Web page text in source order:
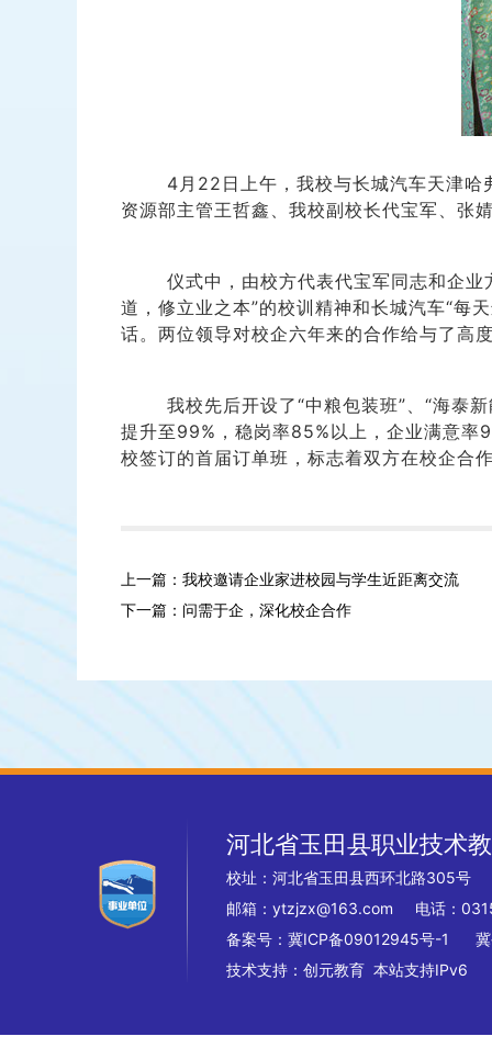
4月22日上午，我校与长城汽车天津哈弗
资源部主管王哲鑫、我校副校长代宝军、张
仪式中，由校方代表代宝军同志和企
道，修立业之本”的校训精神和长城汽车“每
话。两位领导对校企六年来的合作给与了高
我校先后开设了“中粮包装班”、“海泰
提升至99%，稳岗率85%以上，企业满意率
校签订的首届订单班，标志着双方在校企合
上一篇：我校邀请企业家进校园与学生近距离交流
下一篇：问需于企，深化校企合作
河北省玉田县职业技术
校址：河北省玉田县西环北路305号
邮箱：ytzjzx@163.com 电话：
备案号： 冀ICP备09012945号-1
技术支持： 创元教育 本站支持IPv6